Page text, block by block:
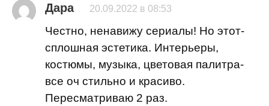
Дара 20.09.2022 в 08:53
Честно, ненавижу сериалы! Но этот-
сплошная эстетика. Интерьеры,
костюмы, музыка, цветовая палитра-
все оч стильно и красиво.
Пересматриваю 2 раз.